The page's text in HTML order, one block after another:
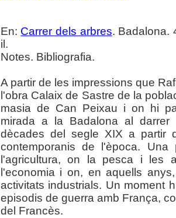
En: Carrer dels arbres. Badalona.
il.
Notes. Bibliografia.
A partir de les impressions que
l'obra Calaix de Sastre de la
masia de Can Peixau i on hi
mirada a la Badalona al
dècades del segle XIX a partir
contemporanis de l'època.
l'agricultura, on la pesca i les
l'economia i on, en aquells
activitats industrials. Un moment
episodis de guerra amb França,
del Francès.